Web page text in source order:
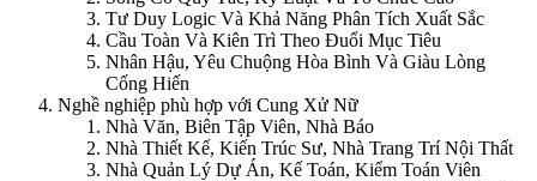
Tư Duy Logic Và Khả Năng Phân Tích Xuất Sắc
Cầu Toàn Và Kiên Trì Theo Đuổi Mục Tiêu
Nhân Hậu, Yêu Chuộng Hòa Bình Và Giàu Lòng
Cống Hiến
Nghề nghiệp phù hợp với Cung Xử Nữ
Nhà Văn, Biên Tập Viên, Nhà Báo
Nhà Thiết Kế, Kiến Trúc Sư, Nhà Trang Trí Nội Thất
Nhà Quản Lý Dự Án, Kế Toán, Kiểm Toán Viên